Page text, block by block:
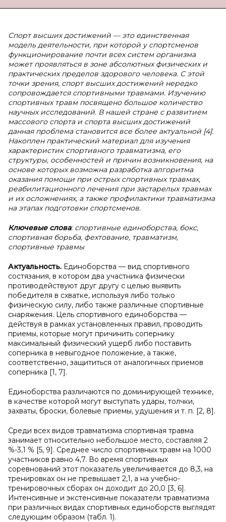
Спорт высших достижений — это единственная
модель деятельности, при которой у спортсменов
функционирование почти всех систем организма
может проявляться в зоне абсолютных физических и
практических пределов здорового человека. С этой
точки зрения, спорт высших достижений нередко
сопровождается спортивными травмами. Изучению
спортивных травм посвящено большое количество
научных исследований. В нашей стране с развитием
массового спорта и спорта высших достижений
данная проблема становится все более актуальной [4].
Накоплен практический материал для изучения
характеристик спортивного травматизма, его
структуры, особенностей и причин возникновения, на
основе которых возможна разработка алгоритма
оказания помощи при острых спортивных травмах,
реабилитационного лечения при застарелых травмах
и их осложнениях, а также профилактики травматизма
на этапах подготовки спортсменов.
Ключевые слова: спортивные единоборства, бокс,
спортивная борьба, фехтование, травматизм,
спортивные травмы
Актуальность. Единоборства — вид спортивного
состязания, в котором два участника физически
противодействуют друг другу с целью выявить
победителя в схватке, используя либо только
физическую силу, либо также различные спортивные
снаряжения. Цель спортивного единоборства —
действуя в рамках установленных правил, проводить
приемы, которые могут причинить сопернику
максимальный физический ущерб либо поставить
соперника в невыгодное положение, а также,
соответственно, защититься от аналогичных приемов
соперника [1, 7].
Единоборства различаются по доминирующей технике,
в качестве которой могут выступать удары, толчки,
захваты, броски, болевые приемы, удушения и т. п. [2, 8].
Среди всех видов травматизма спортивная травма
занимает относительно небольшое место, составляя 2
%-3,1 % [5, 9]. Среднее число спортивных травм на 1000
участников равно 4,7. Во время спортивных
соревнований этот показатель увеличивается до 8,3, на
тренировках он не превышает 2,1, а на учебно-
тренировочных сборах он доходит до 20,0 [3, 6].
Интенсивные и экстенсивные показатели травматизма
при различных видах спортивных единоборств выглядят
следующим образом (табл. 1).